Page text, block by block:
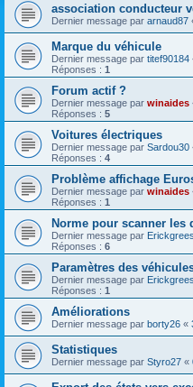
association conducteur
Dernier message par arnaud87
Marque du véhicule
Dernier message par titef90184
Réponses : 1
Forum actif ?
Dernier message par winaides
Réponses : 5
Voitures électriques
Dernier message par Sardou30
Réponses : 4
Problème affichage
Dernier message par winaides
Réponses : 1
Norme pour scanner les
Dernier message par Erickgrees
Réponses : 6
Paramètres des
Dernier message par Erickgrees
Réponses : 1
Améliorations
Dernier message par borty26 «
Statistiques
Dernier message par Styro27 «